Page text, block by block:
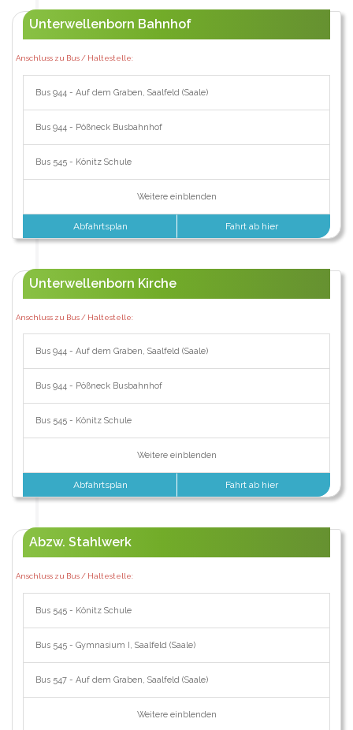
Unterwellenborn Bahnhof
Anschluss zu Bus / Haltestelle:
Bus 944 - Auf dem Graben, Saalfeld (Saale)
Bus 944 - Pößneck Busbahnhof
Bus 545 - Könitz Schule
Weitere einblenden
Abfahrtsplan Fahrt ab hier
Unterwellenborn Kirche
Anschluss zu Bus / Haltestelle:
Bus 944 - Auf dem Graben, Saalfeld (Saale)
Bus 944 - Pößneck Busbahnhof
Bus 545 - Könitz Schule
Weitere einblenden
Abfahrtsplan Fahrt ab hier
Abzw. Stahlwerk
Anschluss zu Bus / Haltestelle:
Bus 545 - Könitz Schule
Bus 545 - Gymnasium I, Saalfeld (Saale)
Bus 547 - Auf dem Graben, Saalfeld (Saale)
Weitere einblenden